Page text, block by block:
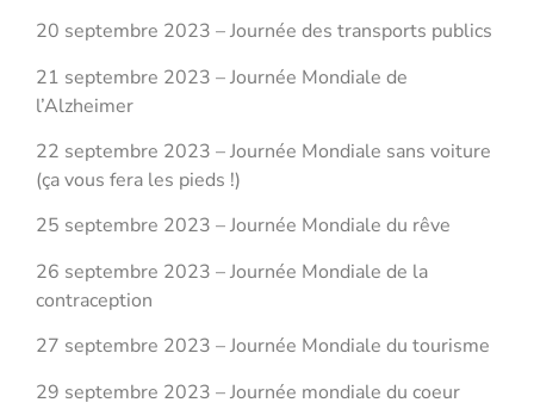
20 septembre 2023 – Journée des transports publics
21 septembre 2023 – Journée Mondiale de
l’Alzheimer
22 septembre 2023 – Journée Mondiale sans voiture
(ça vous fera les pieds !)
25 septembre 2023 – Journée Mondiale du rêve
26 septembre 2023 – Journée Mondiale de la
contraception
27 septembre 2023 – Journée Mondiale du tourisme
29 septembre 2023 – Journée mondiale du coeur